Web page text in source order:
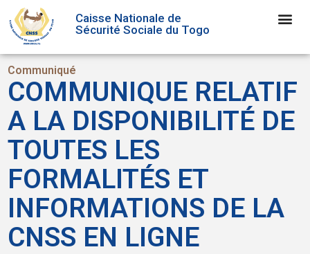
Caisse Nationale de
Sécurité Sociale du Togo
Communiqué
COMMUNIQUE RELATIF
A LA DISPONIBILITÉ DE
TOUTES LES
FORMALITÉS ET
INFORMATIONS DE LA
CNSS EN LIGNE